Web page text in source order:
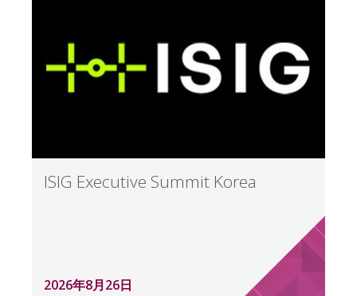
ISIG Executive Summit Korea
2026年8月26日